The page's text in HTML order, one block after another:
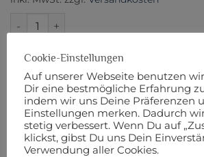
Gradiente - Reststück 1,35 m Menge
IN DEN
Artikelnummer:3662
Cookie-Einstellungen
Auf unserer Webseite benutzen
Dir eine bestmögliche Erfahrung
indem wir uns Deine Präferenzen
Einstellungen merken. Dadurch
stetig verbessert. Wenn Du auf
klickst, gibst Du uns Dein
Verwendung aller Cookies.